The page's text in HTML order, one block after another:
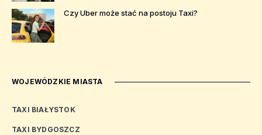
Czy Uber może stać na postoju Taxi?
WOJEWÓDZKIE MIASTA
TAXI BIAŁYSTOK
TAXI BYDGOSZCZ